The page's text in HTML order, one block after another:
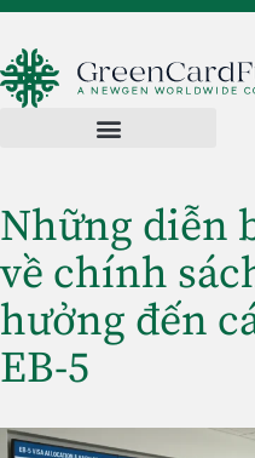
Những diễn
về chính
hưởng đến
EB-5